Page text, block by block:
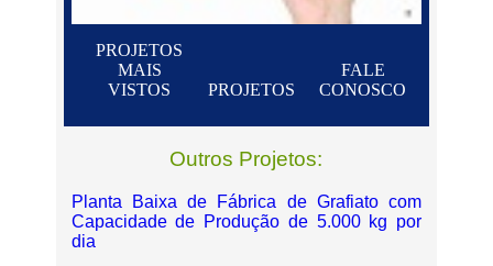
PROJETOS
MAIS
VISTOS
PROJETOS
FALE
CONOSCO
Outros Projetos:
Planta Baixa de Fábrica de Grafiato com
Capacidade de Produção de 5.000 kg por
dia